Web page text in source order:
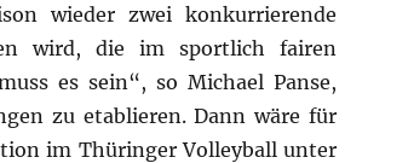
wieder zwei konkurrierende
wird, die im sportlich fairen
es sein“, so Michael Panse,
zu etablieren. Dann wäre für
im Thüringer Volleyball unter